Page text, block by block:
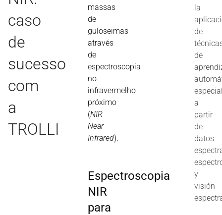
caso
de
sucesso
com
a
TROLLI
massas
de
guloseimas
através
de
espectroscopia
no
infravermelho
próximo
(NIR 
Near
Infrared).
Espectroscopia
NIR
para
la
de
de
a
partir
de
datos
y
visión